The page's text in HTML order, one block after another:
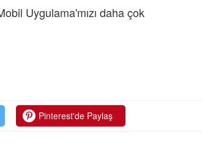
Uygulama'mızı daha çok
Pinterest'de Paylaş